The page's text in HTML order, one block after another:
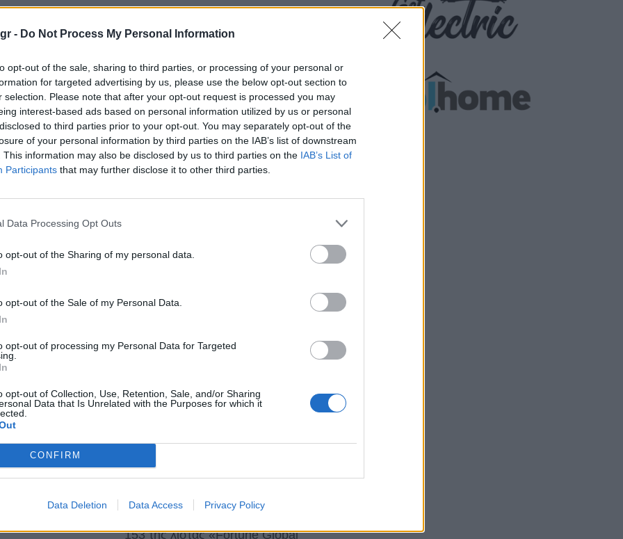
- Do Not Process My Personal Information
opt-out of the sale, sharing to third parties, or processing of your personal or
for targeted advertising by us, please use the below opt-out section to
selection. Please note that after your opt-out request is processed you may
interest-based ads based on personal information utilized by us or personal
to third parties prior to your opt-out. You may separately opt-out of the
of your personal information by third parties on the IAB’s list of downstream
This information may also be disclosed by us to third parties on the IAB’s List of
Participants that may further disclose it to other third parties.
Data Processing Opt Outs
opt-out of the Sharing of my personal data.
opt-out of the Sale of my Personal Data.
opt-out of processing my Personal Data for Targeted
opt-out of Collection, Use, Retention, Sale, and/or Sharing
Data that Is Unrelated with the Purposes for which it
CONFIRM
Data Deletion Data Access Privacy Policy
Η πιο ταξιδιάρικη βαλίτσα του
NEWS
COMPUTERS
153 της λίστας «Fortune Global